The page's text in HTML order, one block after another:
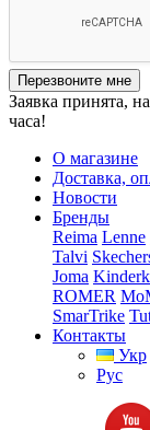
Перезвоните мне
Заявка принята,
часа!
О магазине
Доставка,
Новости
Бренды
Reima Lenne
Talvi
Joma
ROMER
SmarTrike
Контакты
Укр
Рус